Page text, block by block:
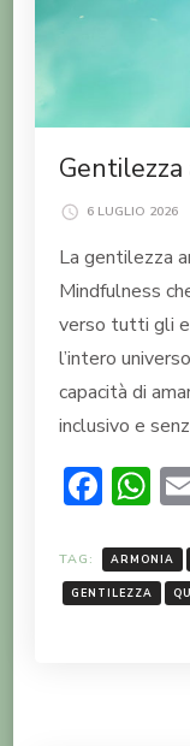
6 LUGLIO 2026
La gentilezza
Mindfulness
verso tutti gli
l’intero
capacità di
inclusivo e
TAG: ARMONIA
GENTILEZZA